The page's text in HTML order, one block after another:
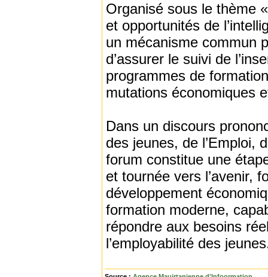
Organisé sous le thème
et opportunités de
un mécanisme commun
d’assurer le suivi de
programmes de
mutations économiques
Dans un discours
des jeunes, de l’Emploi,
forum constitue une
et tournée vers l’avenir,
développement
formation moderne,
répondre aux besoins
l’employabilité des